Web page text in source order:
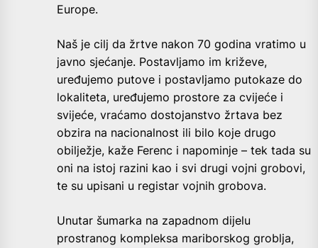
Europe.
Naš je cilj da žrtve nakon 70 godina vratimo u
javno sjećanje. Postavljamo im križeve,
uređujemo putove i postavljamo putokaze do
lokaliteta, uređujemo prostore za cvijeće i
svijeće, vraćamo dostojanstvo žrtava bez
obzira na nacionalnost ili bilo koje drugo
obilježje, kaže Ferenc i napominje – tek tada su
oni na istoj razini kao i svi drugi vojni grobovi,
te su upisani u registar vojnih grobova.
Unutar šumarka na zapadnom dijelu
prostranog kompleksa mariborskog groblja,